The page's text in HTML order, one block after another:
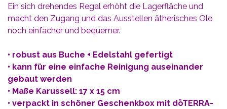
Ein sich drehendes Regal erhöht die Lagerfläche und
macht den Zugang und das Ausstellen ätherisches Öle
noch einfacher und bequemer.
• robust aus Buche + Edelstahl gefertigt
• kann für eine einfache Reinigung auseinander
gebaut werden
• Maße Karussell: 17 x 15 cm
• verpackt in schöner Geschenkbox mit dōTERRA-